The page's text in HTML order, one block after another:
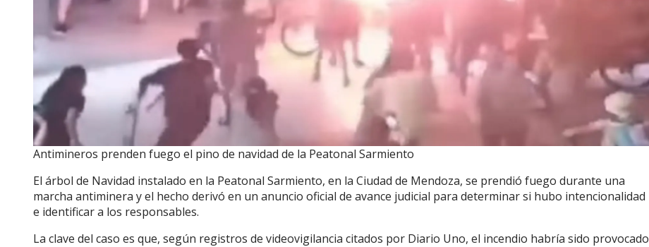
Antimineros prenden fuego el pino de navidad de la Peatonal Sarmiento
El árbol de Navidad instalado en la Peatonal Sarmiento, en la Ciudad de Mendoza, se prendió fuego durante una
marcha antiminera y el hecho derivó en un anuncio oficial de avance judicial para determinar si hubo intencionalidad
e identificar a los responsables.
La clave del caso es que, según registros de videovigilancia citados por Diario Uno, el incendio habría sido provocado